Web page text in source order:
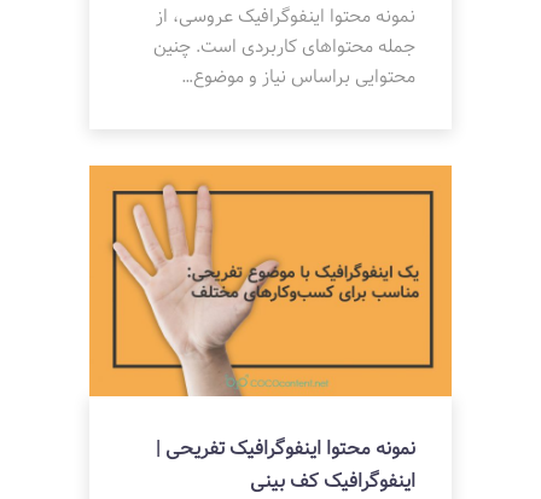
نمونه محتوا اینفوگرافیک عروسی، از
جمله محتواهای کاربردی است. چنین
محتوایی براساس نیاز و موضوع…
نمونه محتوا اینفوگرافیک تفریحی |
اینفوگرافیک کف بینی